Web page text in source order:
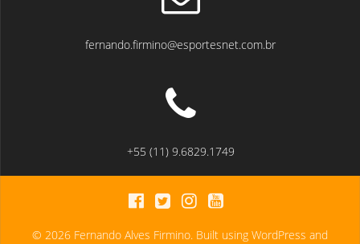
fernando.firmino@esportesnet.com.br
+55 (11) 9.6829.1749
© 2026 Fernando Alves Firmino. Built using WordPress and